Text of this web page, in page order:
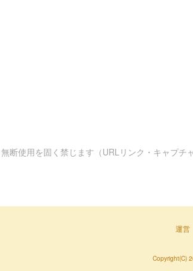
断使用を固く禁じます（URLリンク・キャプ
運営
Copyright(C)